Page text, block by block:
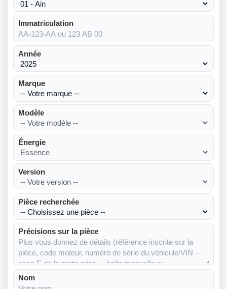
Immatriculation
Année
Marque
Modèle
Énergie
Version
Pièce recherchée
Précisions sur la pièce
Nom